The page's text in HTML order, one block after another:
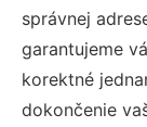
správnej
garantujeme
korektné
dokončenie